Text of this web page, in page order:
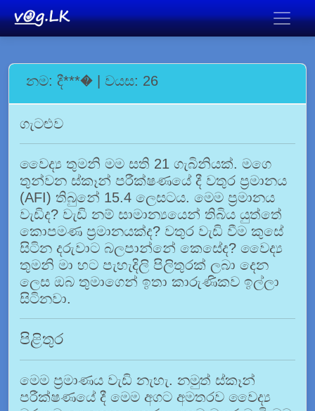
නම: දී***� | වයස: 26
ගැටළුව
වෛද්‍ය තුමනි මම සති 21 ගැබිනියක්. මගෙ
තුන්වන ස්කෑන් පරීක්ෂණයේ දී වතුර ප්‍රමානය
(AFI) තිබුනේ 15.4 ලෙසටය. මෙම ප්‍රමානය
වැඩිද? වැඩි නම් සාමාන්‍යයෙන් තිබිය යුත්තේ
කොපමණ ප්‍රමානයක්ද? වතුර වැඩි වීම කුසේ
සිටින දරුවාට බලපාන්නේ කෙසේද? වෛද්‍ය
තුමනි මා හට පැහැදිලි පිලිතුරක් ලබා දෙන
ලෙස ඔබ තුමාගෙන් ඉතා කාරුණිකව ඉල්ලා
සිටිනවා.
පිළිතුර
මෙම ප්‍රමාණය වැඩි නැහැ. නමුත් ස්කෑන්
පරීක්ෂණයේ දී මෙම අගට අමතරව වෛද්‍ය